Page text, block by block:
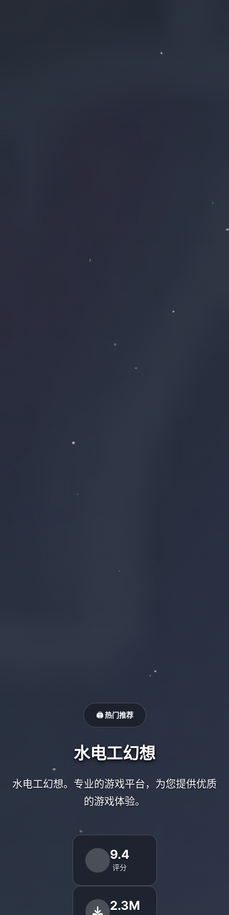
🖨️ 热门推荐
水电工幻想
水电工幻想。专业的游戏平台，为您提供优质
的游戏体验。
9.4
评分
2.3M